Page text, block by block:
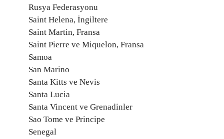
Rusya Federasyonu
Saint Helena, İngiltere
Saint Martin, Fransa
Saint Pierre ve Miquelon, Fransa
Samoa
San Marino
Santa Kitts ve Nevis
Santa Lucia
Santa Vincent ve Grenadinler
Sao Tome ve Principe
Senegal